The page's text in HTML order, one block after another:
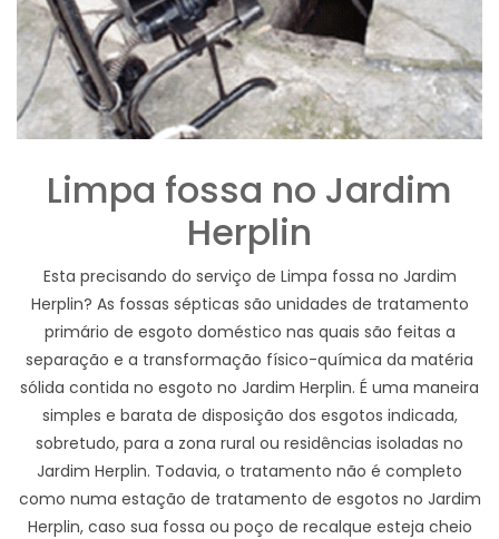
Limpa fossa no Jardim
Herplin
Esta precisando do serviço de Limpa fossa no Jardim
Herplin? As fossas sépticas são unidades de tratamento
primário de esgoto doméstico nas quais são feitas a
separação e a transformação físico-química da matéria
sólida contida no esgoto no Jardim Herplin. É uma maneira
simples e barata de disposição dos esgotos indicada,
sobretudo, para a zona rural ou residências isoladas no
Jardim Herplin. Todavia, o tratamento não é completo
como numa estação de tratamento de esgotos no Jardim
Herplin, caso sua fossa ou poço de recalque esteja cheio